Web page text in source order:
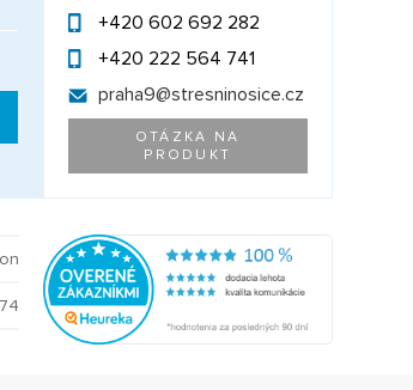
+420 602 692 282
+420 222 564 741
praha9@stresninosice.cz
OTÁZKA NA
PRODUKT